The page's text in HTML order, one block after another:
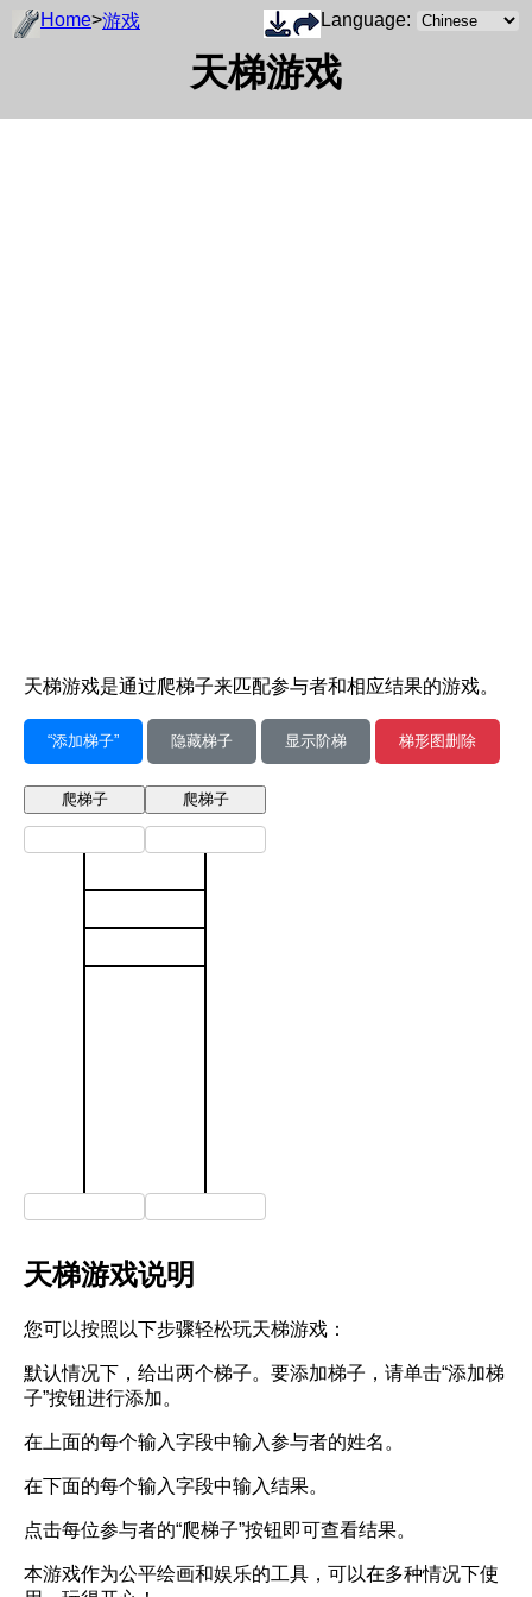
Home>游戏
天梯游戏
Language:
天梯游戏是通过爬梯子来匹配参与者和相应结果的游戏。
天梯游戏说明
您可以按照以下步骤轻松玩天梯游戏：
默认情况下，给出两个梯子。要添加梯子，请单击“添加梯
子”按钮进行添加。
在上面的每个输入字段中输入参与者的姓名。
在下面的每个输入字段中输入结果。
点击每位参与者的“爬梯子”按钮即可查看结果。
本游戏作为公平绘画和娱乐的工具，可以在多种情况下使